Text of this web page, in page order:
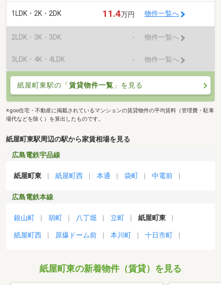
1LDK・2K・2DK 11.4万円 物件一覧へ
2LDK・3K・3DK - 物件一覧へ
3LDK・4K・4LDK - 物件一覧へ
紙屋町東駅の「賃貸物件一覧 」を見る
※goo住宅・不動産に掲載されているマンションの賃貸物件の平均賃料（管理費・駐車
場代などを除く）を算出したものです。
紙屋町東駅周辺の駅から家賃相場を見る
広島電鉄宇品線
紙屋町東 紙屋町西 本通 袋町 中電前
広島電鉄本線
銀山町 胡町 八丁堀 立町 紙屋町東
紙屋町西 原爆ドーム前 本川町 十日市町
紙屋町東の新着物件（賃貸）を見る